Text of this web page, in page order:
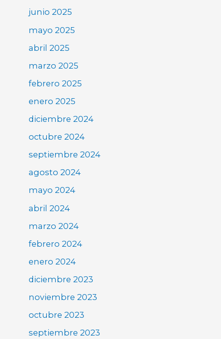
junio 2025
mayo 2025
abril 2025
marzo 2025
febrero 2025
enero 2025
diciembre 2024
octubre 2024
septiembre 2024
agosto 2024
mayo 2024
abril 2024
marzo 2024
febrero 2024
enero 2024
diciembre 2023
noviembre 2023
octubre 2023
septiembre 2023